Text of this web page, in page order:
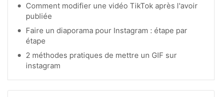
Comment modifier une vidéo TikTok après l'avoir
publiée
Faire un diaporama pour Instagram : étape par
étape
2 méthodes pratiques de mettre un GIF sur
instagram